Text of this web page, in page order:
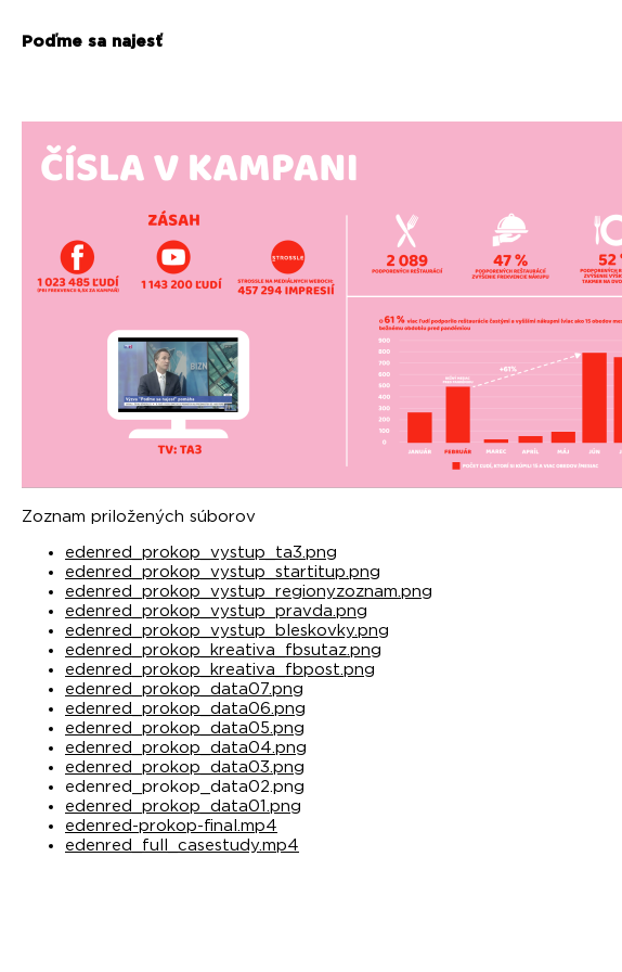
Poďme sa najesť
Zoznam priložených súborov
edenred_prokop_vystup_ta3.png
edenred_prokop_vystup_startitup.png
edenred_prokop_vystup_regionyzoznam.png
edenred_prokop_vystup_pravda.png
edenred_prokop_vystup_bleskovky.png
edenred_prokop_kreativa_fbsutaz.png
edenred_prokop_kreativa_fbpost.png
edenred_prokop_data07.png
edenred_prokop_data06.png
edenred_prokop_data05.png
edenred_prokop_data04.png
edenred_prokop_data03.png
edenred_prokop_data02.png
edenred_prokop_data01.png
edenred-prokop-final.mp4
edenred_full_casestudy.mp4